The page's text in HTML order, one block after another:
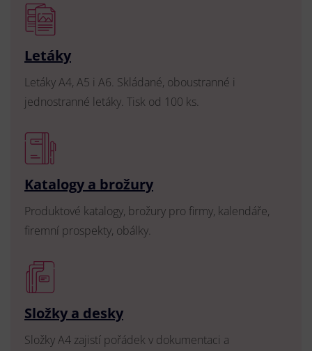
Letáky
Letáky A4, A5 i A6. Skládané, oboustranné i
jednostranné letáky. Tisk od 100 ks.
Katalogy a brožury
Produktové katalogy, brožury pro firmy, kalendáře,
firemní prospekty, obálky.
Složky a desky
Složky A4 zajistí pořádek v dokumentaci a